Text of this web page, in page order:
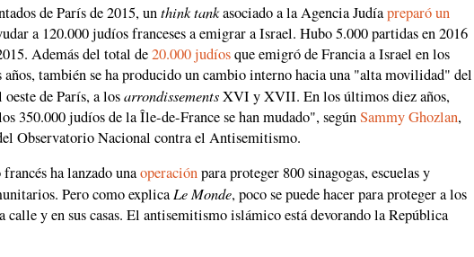
de París de 2015, unthink tankasociado a la Agencia Judíapreparó un
a 120.000 judíos franceses a emigrar a Israel. Hubo 5.000 partidas en 2016
Además del total de20.000 judíosque emigró de Francia a Israel en los
también se ha producido un cambio interno hacia una "alta movilidad" del
oeste de París, a losarrondissementsXVI y XVII. En los últimos diez años,
350.000 judíos de la Île-de-France se han mudado", segúnSammy Ghozlan,
Observatorio Nacional contra el Antisemitismo.
ha lanzado unaoperaciónpara proteger 800 sinagogas, escuelas y
Pero como explica Le Monde, poco se puede hacer para proteger a los
calle y en sus casas. El antisemitismo islámico está devorando la República